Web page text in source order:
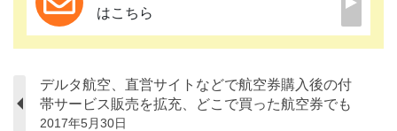
はこちら
デルタ航空、直営サイトなどで航空券購入後の付
帯サービス販売を拡充、どこで買った航空券でも
2017年5月30日